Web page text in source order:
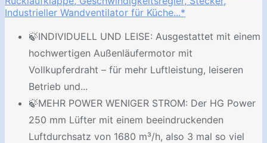
Industrieller Wandventilator für Küche...*
🍃INDIVIDUELL UND LEISE: Ausgestattet mit einem
hochwertigen Außenläufermotor mit
Vollkupferdraht – für mehr Luftleistung, leiseren
Betrieb und...
🍃MEHR POWER WENIGER STROM: Der HG Power
250 mm Lüfter mit einem beeindruckenden
Luftdurchsatz von 1680 m³/h, also 3 mal so viel